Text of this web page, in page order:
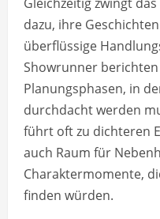
dazu, ihre
überflüssige
Showrunner
Planungsphasen, in
durchdacht werden
führt oft zu dichteren
auch Raum für
Charaktermomente,
finden würden.